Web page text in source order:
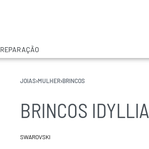
REPARAÇÃO
JOIAS›MULHER›BRINCOS
BRINCOS IDYLLIA
SWAROVSKI